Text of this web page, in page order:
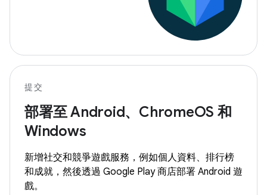
提交
部署至 Android、ChromeOS 和
Windows
新增社交和競爭遊戲服務，例如個人資料、排行榜
和成就，然後透過 Google Play 商店部署 Android 遊
戲。